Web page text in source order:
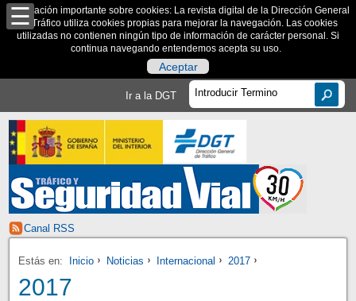
Información importante sobre cookies: La revista digital de la Dirección General
de Tráfico utiliza cookies propias para mejorar la navegación. Las cookies
utilizadas no contienen ningún tipo de información de carácter personal. Si
continua navegando entendemos acepta su uso.
Aceptar
Ir a la DGT
Canal RSS
Estás en: Inicio Noticias Internacional 2017
2017